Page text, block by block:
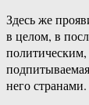
Здесь же
в целом, в
него странами.